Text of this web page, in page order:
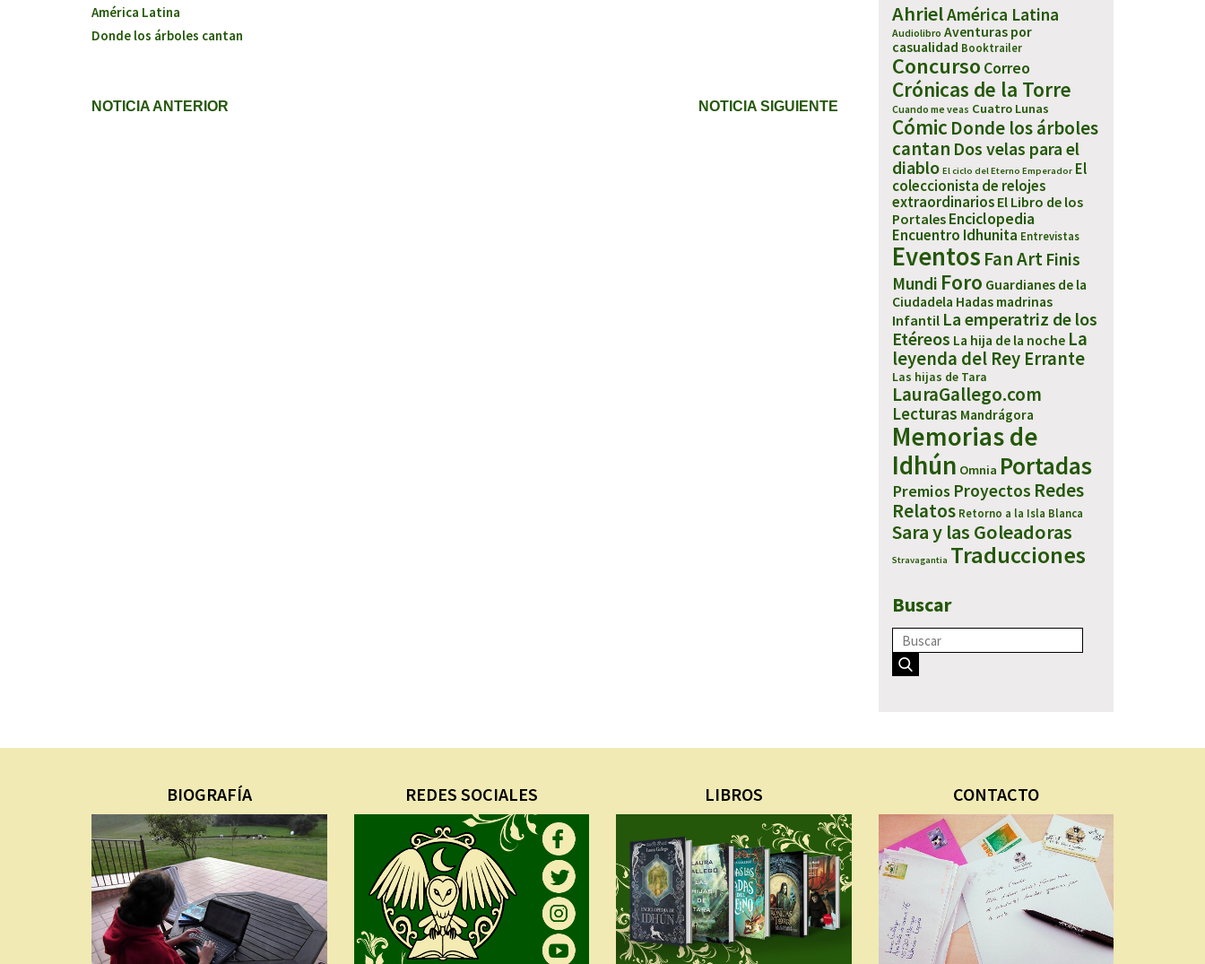
América Latina
Donde los árboles cantan
NOTICIA ANTERIOR NOTICIA SIGUIENTE
AhrielAmérica Latina
Audiolibro Aventuras por
casualidad Booktrailer
Concurso Correo
Crónicas de la Torre
Cuando me veas Cuatro Lunas
Cómic Donde los árboles
cantan Dos velas para el
diablo El ciclo del Eterno Emperador El
coleccionista de relojes
extraordinarios El Libro de los
Portales Enciclopedia
Encuentro Idhunita Entrevistas
Eventos Fan Art Finis
Mundi Foro Guardianes de la
Ciudadela Hadas madrinas
Infantil La emperatriz de los
Etéreos La hija de la noche La
leyenda del Rey Errante
Las hijas de Tara
LauraGallego.com
Lecturas Mandrágora
Memorias de
Idhún Omnia Portadas
Premios Proyectos Redes
Relatos Retorno a la Isla Blanca
Sara y las Goleadoras
Stravagantia Traducciones
Buscar
BIOGRAFÍA REDES SOCIALES LIBROS CONTACTO